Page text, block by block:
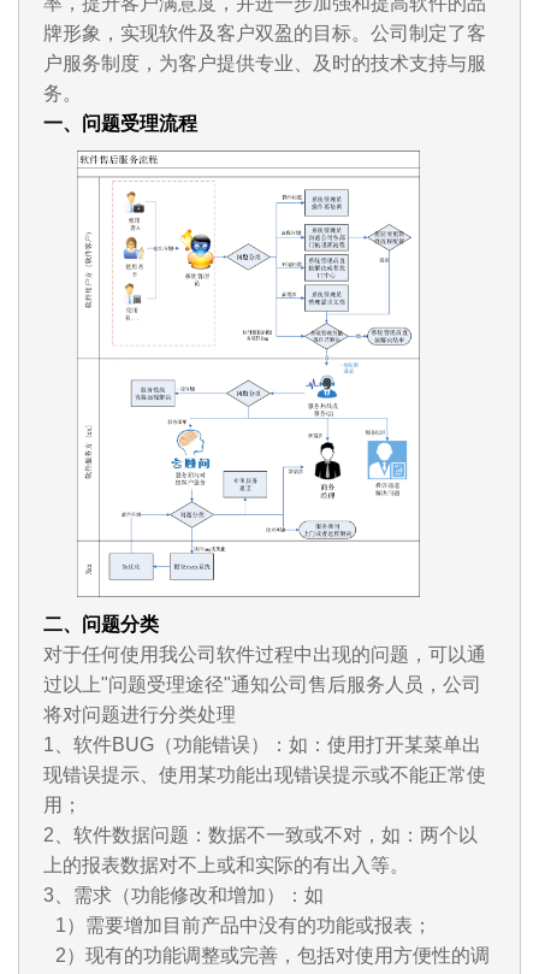
牌形象，实现软件及客户双盈的目标。公司制定了客
户服务制度，为客户提供专业、及时的技术支持与服
务。
一、问题受理流程
二、问题分类
对于任何使用我公司软件过程中出现的问题，可以通
过以上"问题受理途径"通知公司售后服务人员，公司
将对问题进行分类处理
1、软件BUG（功能错误）：如：使用打开某菜单出
现错误提示、使用某功能出现错误提示或不能正常使
用；
2、软件数据问题：数据不一致或不对，如：两个以
上的报表数据对不上或和实际的有出入等。
3、需求（功能修改和增加）：如
1）需要增加目前产品中没有的功能或报表；
2）现有的功能调整或完善，包括对使用方便性的调